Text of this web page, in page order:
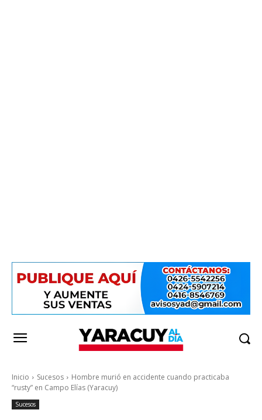
Inicio Sucesos
Hombre murió en accidente cuando practicaba
“rusty” en Campo Elías (Yaracuy)
Sucesos